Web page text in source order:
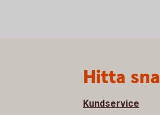
Hitta
Kundservice